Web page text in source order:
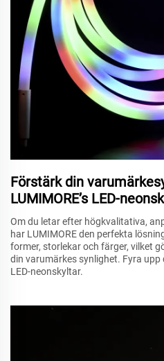
Förstärk din
LUMIMORE’s LED-
Om du letar efter högkvalitativa,
har LUMIMORE den perfekta
former, storlekar och färger, vilket
din varumärkes synlighet. Fyra
LED-neonskyltar.